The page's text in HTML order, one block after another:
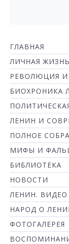
ГЛАВНАЯ
ЛИЧНАЯ ЖИЗНЬ
РЕВОЛЮЦИЯ И
БИОХРОНИКА
ЛЕНИН И
ПОЛНОЕ
МИФЫ И
БИБЛИОТЕКА
НОВОСТИ
ЛЕНИН. ВИДЕО
НАРОД О
ФОТОГАЛЕРЕЯ